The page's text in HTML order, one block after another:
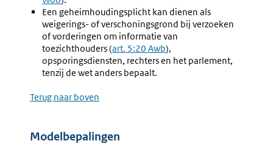
Een geheimhoudingsplicht kan dienen als
weigerings- of verschoningsgrond bij verzoeken
of vorderingen om informatie van
toezichthouders (Externe
link:
art. 5:20 Awb),
opsporingsdiensten, rechters en het parlement,
tenzij de wet anders bepaalt.
Terug naar boven
Modelbepalingen